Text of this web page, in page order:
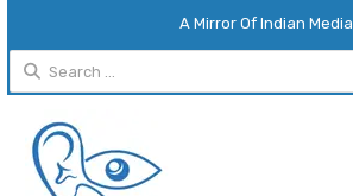
A Mirror Of Indian Media
Search
for: